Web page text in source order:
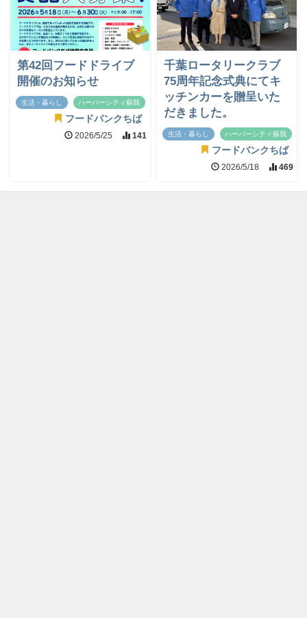
第42回フードドライブ
開催のお知らせ
生活・暮らし ハーバーシティ蘇我
フードバンクちば
2026/5/25 141
千葉ロータリークラブ
75周年記念式典にてキ
ッチンカーを贈呈いた
だきました。
生活・暮らし ハーバーシティ蘇我
フードバンクちば
2026/5/18 469